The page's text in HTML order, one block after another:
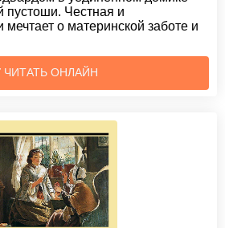
пустоши. Честная и
о материнской заботе и
ЧИТАТЬ ОНЛАЙН